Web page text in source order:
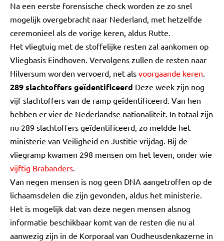
Na een eerste forensische check worden ze zo snel
mogelijk overgebracht naar Nederland, met hetzelfde
ceremonieel als de vorige keren, aldus Rutte.
Het vliegtuig met de stoffelijke resten zal aankomen op
Vliegbasis Eindhoven. Vervolgens zullen de resten naar
Hilversum worden vervoerd, net als voorgaande keren.
289 slachtoffers geïdentificeerd Deze week zijn nog
vijf slachtoffers van de ramp geïdentificeerd. Van hen
hebben er vier de Nederlandse nationaliteit. In totaal zijn
nu 289 slachtoffers geïdentificeerd, zo meldde het
ministerie van Veiligheid en Justitie vrijdag. Bij de
vliegramp kwamen 298 mensen om het leven, onder wie
vijftig Brabanders.
Van negen mensen is nog geen DNA aangetroffen op de
lichaamsdelen die zijn gevonden, aldus het ministerie.
Het is mogelijk dat van deze negen mensen alsnog
informatie beschikbaar komt van de resten die nu al
aanwezig zijn in de Korporaal van Oudheusdenkazerne in